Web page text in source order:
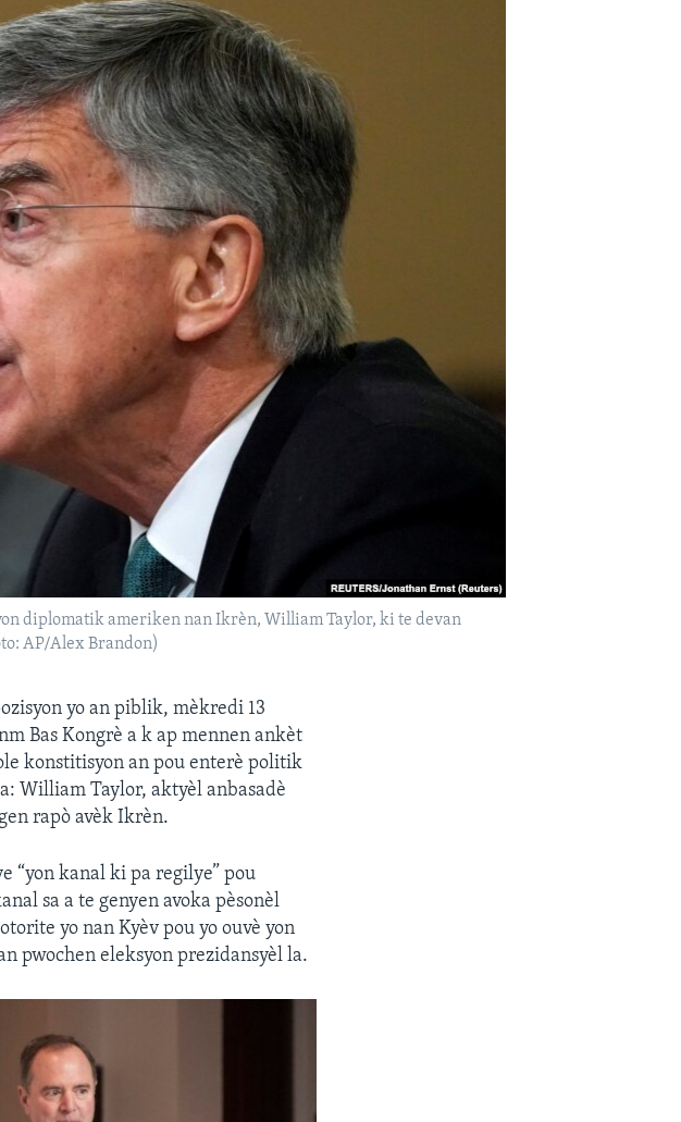
diplomatik ameriken nan Ikrèn, William Taylor, ki te devan
AP/Alex Brandon)
yo an piblik, mèkredi 13
Bas Kongrè a k ap mennen ankèt
konstitisyon an pou enterè politik
William Taylor, aktyèl anbasadè
rapò avèk Ikrèn.
“yon kanal ki pa regilye” pou
sa a te genyen avoka pèsonèl
yo nan Kyèv pou yo ouvè yon
pwochen eleksyon prezidansyèl la.